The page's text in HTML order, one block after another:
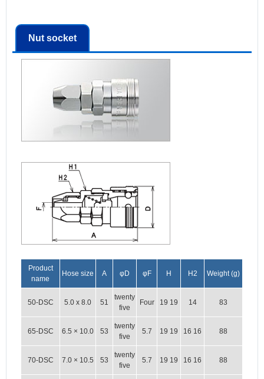
Nut socket
Product
name
Hose size A φD φF H H2 Weight (g)
50-DSC 5.0 x 8.0 51
twenty
five
Four 19 19 14 83
65-DSC 6.5 × 10.0 53
twenty
five
5.7 19 19 16 16 88
70-DSC 7.0 × 10.5 53
twenty
five
5.7 19 19 16 16 88